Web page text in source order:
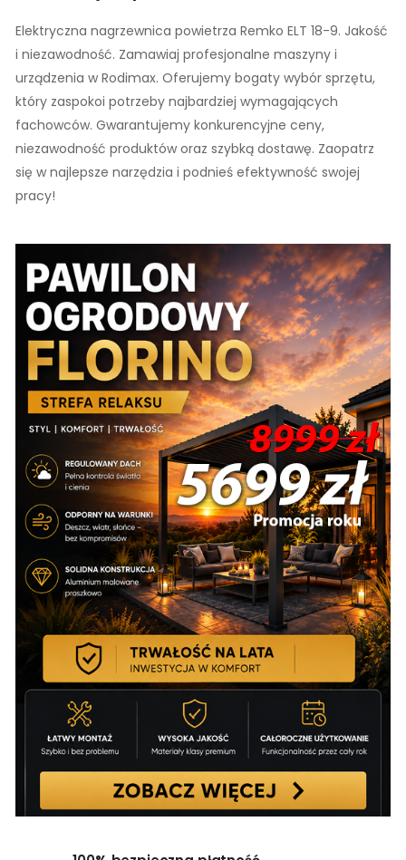
Elektryczna nagrzewnica powietrza Remko ELT 18-9. Jakość
i niezawodność. Zamawiaj profesjonalne maszyny i
urządzenia w Rodimax. Oferujemy bogaty wybór sprzętu,
który zaspokoi potrzeby najbardziej wymagających
fachowców. Gwarantujemy konkurencyjne ceny,
niezawodność produktów oraz szybką dostawę. Zaopatrz
się w najlepsze narzędzia i podnieś efektywność swojej
pracy!